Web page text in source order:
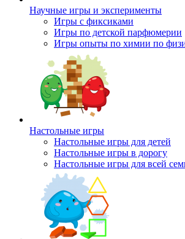
Научные игры и эксперименты
Игры с фиксиками
Игры по детской парфюмерии
Игры опыты по химии по
Настольные игры
Настольные игры для детей
Настольные игры в дорогу
Настольные игры для всей